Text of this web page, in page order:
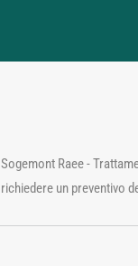
Sogemont Raee -
richiedere un preventivo